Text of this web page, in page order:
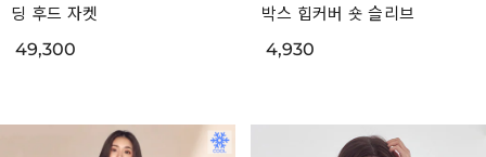
딩 후드 자켓
49,300
박스 힙커버 숏 슬리브
4,930